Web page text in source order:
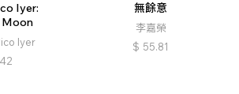
Iyer:
Moon
Iyer
無餘意
李嘉榮
$ 55.81